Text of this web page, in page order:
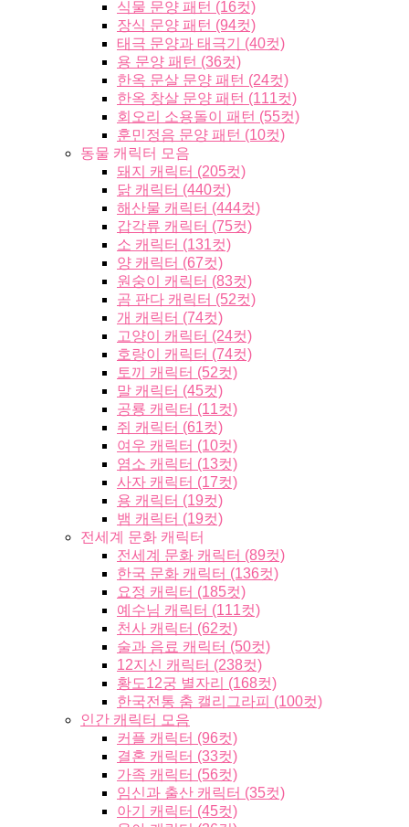
식물 문양 패턴 (16컷)
장식 문양 패턴 (94컷)
태극 문양과 태극기 (40컷)
용 문양 패턴 (36컷)
한옥 문살 문양 패턴 (24컷)
한옥 창살 문양 패턴 (111컷)
회오리 소용돌이 패턴 (55컷)
훈민정음 문양 패턴 (10컷)
동물 캐릭터 모음
돼지 캐릭터 (205컷)
닭 캐릭터 (440컷)
해산물 캐릭터 (444컷)
갑각류 캐릭터 (75컷)
소 캐릭터 (131컷)
양 캐릭터 (67컷)
원숭이 캐릭터 (83컷)
곰 판다 캐릭터 (52컷)
개 캐릭터 (74컷)
고양이 캐릭터 (24컷)
호랑이 캐릭터 (74컷)
토끼 캐릭터 (52컷)
말 캐릭터 (45컷)
공룡 캐릭터 (11컷)
쥐 캐릭터 (61컷)
여우 캐릭터 (10컷)
염소 캐릭터 (13컷)
사자 캐릭터 (17컷)
용 캐릭터 (19컷)
뱀 캐릭터 (19컷)
전세계 문화 캐릭터
전세계 문화 캐릭터 (89컷)
한국 문화 캐릭터 (136컷)
요정 캐릭터 (185컷)
예수님 캐릭터 (111컷)
천사 캐릭터 (62컷)
술과 음료 캐릭터 (50컷)
12지신 캐릭터 (238컷)
황도12궁 별자리 (168컷)
한국전통 춤 캘리그라피 (100컷)
인간 캐릭터 모음
커플 캐릭터 (96컷)
결혼 캐릭터 (33컷)
가족 캐릭터 (56컷)
임신과 출산 캐릭터 (35컷)
아기 캐릭터 (45컷)